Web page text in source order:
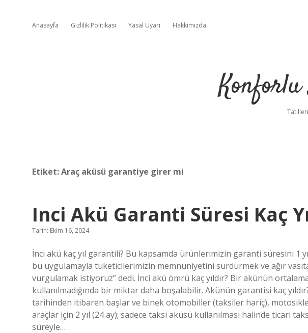
Anasayfa Gizlilik Politikası Yasal Uyarı Hakkımızda
Konforlu
Etiket:Araç aküsü garantiye girer mi
Inci Akü Garanti Süresi Kaç
Tarih: Ekim 16, 2024
İnci akü kaç yıl garantili? Bu kapsamda ürünlerimizin garanti süresini 1
bu uygulamayla tüketicilerimizin memnuniyetini sürdürmek ve ağır
vurgulamak istiyoruz” dedi. İnci akü ömrü kaç yıldır? Bir akünün
kullanılmadığında bir miktar daha boşalabilir. Akünün garantisi kaç
tarihinden itibaren başlar ve binek otomobiller (taksiler hariç),
araçlar için 2 yıl (24 ay); sadece taksi aküsü kullanılması halinde ticari
süreyle…